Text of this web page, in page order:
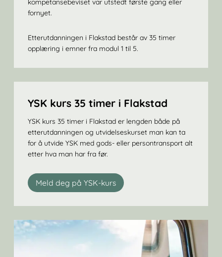
kompetansebeviset var utstedt første gang eller
fornyet.
Etterutdanningen i Flakstad består av 35 timer
opplæring i emner fra modul 1 til 5.
YSK kurs 35 timer i Flakstad
YSK kurs 35 timer i Flakstad er lengden både på
etterutdanningen og utvidelseskurset man kan ta
for å utvide YSK med gods- eller persontransport alt
etter hva man har fra før.
Meld deg på YSK-kurs